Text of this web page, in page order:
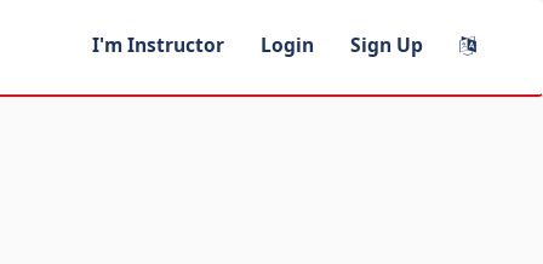
I'm Instructor Login Sign Up